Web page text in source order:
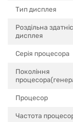
Тип дисплея
Роздільна
дисплея
Серія процесора
Покоління
Процесор
Частота